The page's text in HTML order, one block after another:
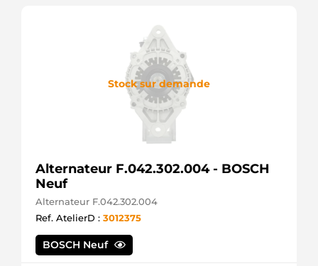
Stock sur demande
Alternateur F.042.302.004 - BOSCH
Neuf
Alternateur F.042.302.004
Ref. AtelierD : 3012375
BOSCH Neuf